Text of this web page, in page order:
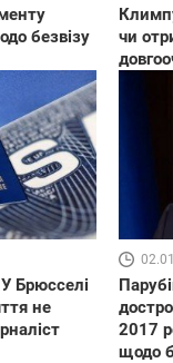
безвізу
чи
Брюсселі
не
2017
щодо